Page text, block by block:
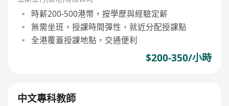
時薪200-500港幣，按學歷與經驗定薪
無需坐班，授課時間彈性，就近分配授課點
全港覆蓋授課地點，交通便利
$200-350/小時
中文專科教師